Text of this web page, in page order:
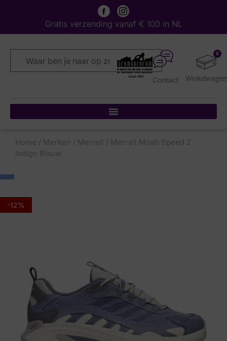
Gratis verzending vanaf € 100 in NL
0
Contact
Home / Merken / Merrell
/ Merrell Moab Speed 2
Indigo Blauw
-12%